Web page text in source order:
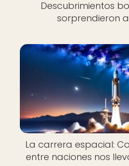
Descubrimientos
sorprendieron
La carrera espacial:
entre naciones nos